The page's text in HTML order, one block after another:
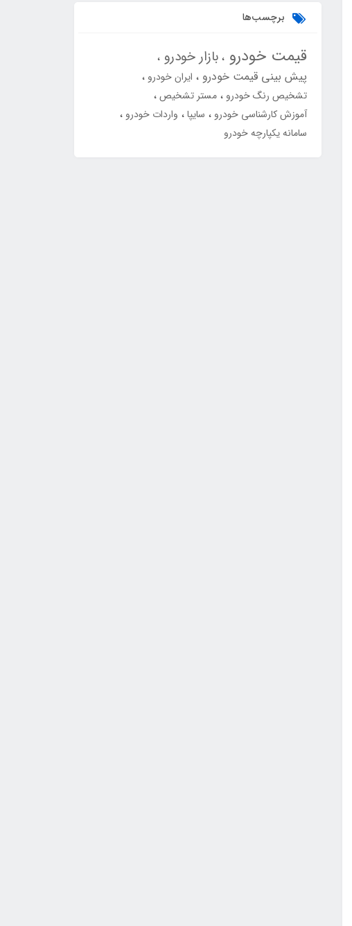
برچسب‌ها
قیمت خودرو بازار خودرو
پیش بینی قیمت خودرو ایران خودرو
تشخیص رنگ خودرو مستر تشخیص
آموزش کارشناسی خودرو سایپا واردات خودرو
سامانه یکپارچه خودرو